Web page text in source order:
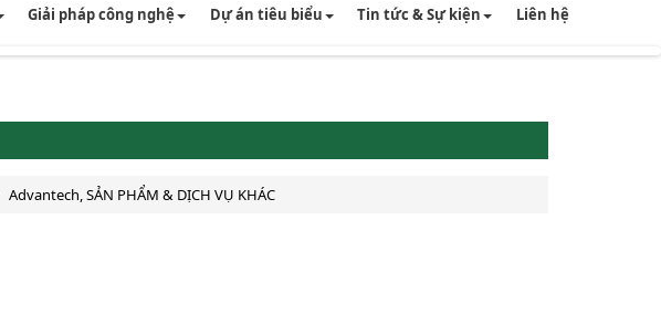
Giải pháp công nghệ Dự án tiêu biểu Tin tức & Sự kiện Liên hệ
Advantech, SẢN PHẨM & DỊCH VỤ KHÁC